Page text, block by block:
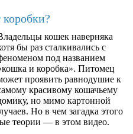
кошек наверняка
бы раз сталкивались с
под названием
и коробка». Питомец
проявить равнодушие к
красивому кошачьему
но мимо картонной
Но в чем загадка этого
теории — в этом видео.